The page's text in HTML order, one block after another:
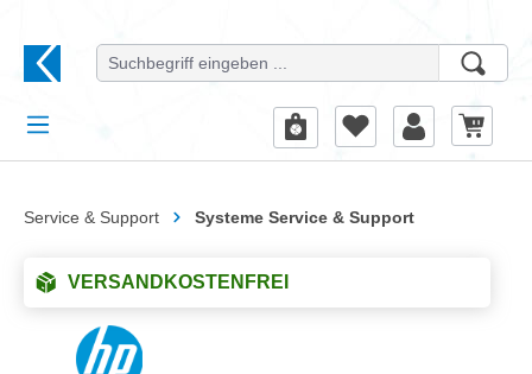
Service & Support Systeme Service & Support
VERSANDKOSTENFREI